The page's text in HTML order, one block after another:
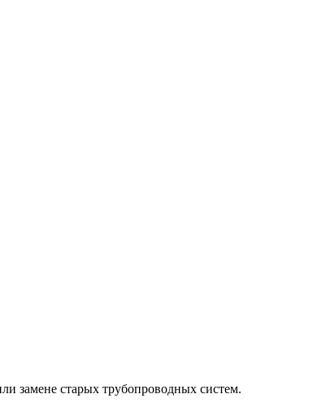
замене старых трубопроводных систем.